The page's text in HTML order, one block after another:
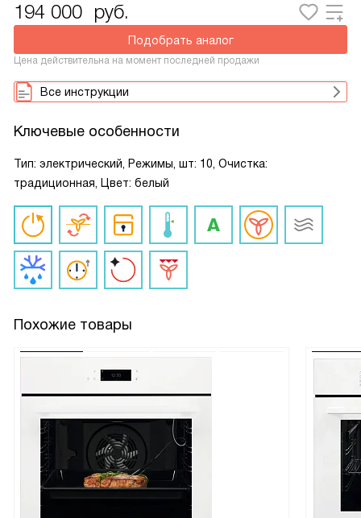
194 000 руб.
Подобрать аналог
Цена действительна на момент последней продажи
Все инструкции
Ключевые особенности
Тип: электрический, Режимы, шт: 10, Очистка:
традиционная, Цвет: белый
Похожие товары